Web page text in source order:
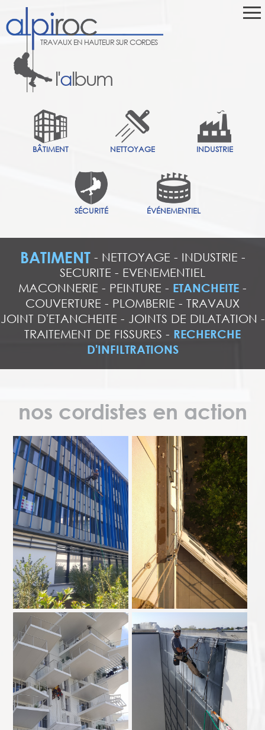
TRAVAUX EN HAUTEUR SUR CORDES
l'album
BÂTIMENT NETTOYAGE INDUSTRIE
SÉCURITÉ ÉVÉNEMENTIEL
BATIMENT- NETTOYAGE - INDUSTRIE -
SECURITE - EVENEMENTIEL
MACONNERIE - PEINTURE - ETANCHEITE -
COUVERTURE - PLOMBERIE - TRAVAUX
JOINT D'ETANCHEITE - JOINTS DE DILATATION -
TRAITEMENT DE FISSURES - RECHERCHE
D'INFILTRATIONS
nos cordistes en action